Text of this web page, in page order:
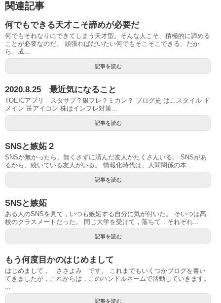
関連記事
何でもできる天才こそ諦めが必要だ
何でもそれなりにできてしまう天才型。そんな人こそ、積極的に諦める
ことが必要なのだ。 頑張ればだいたい何でもそこそこできる。だか
ら、成...
記事を読む
2020.8.25 最近気になること
TOEICアプリ スタサプ？銀フレ？ミカン？ ブログ史 はこスタイル ド
メイン 笹アイコン 株はインフレ対策...
記事を読む
SNSと嫉妬２
SNSが無かったら、無くさずに済んだ友人がたくさんいる。 SNSがあ
るから、続いている友人がいる。 情報化時代は、人間関係の本...
記事を読む
SNSと嫉妬
ある人のSNSを見て，いつも嫉妬する自分に気が付いた。 そいつは高
校のクラスメートだった。 同じ大学を受けて，落ちて，それぞれ...
記事を読む
もう何度目かのはじめまして
はじめまして， ささよみ です。 これまでもいくつかブログを書い
てきましたが，これからは，このハンドルネームで活動していきます。
...
記事を読む